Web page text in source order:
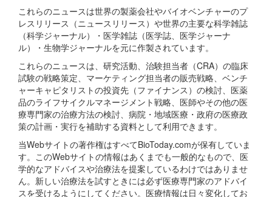
これらのニュースは世界の製薬会社やバイオベンチャーのプ
レスリリース（ニュースリリース）や世界の主要な科学雑誌
（科学ジャーナル）・医学雑誌（医学誌、医学ジャーナ
ル）・生物学ジャーナルを元に作製されています。
これらのニュースは、研究活動、治験担当者（CRA）の臨床
試験の戦略策定、マーケティング担当者の販売戦略、ベンチ
ャーキャピタリストの投資先（ファイナンス）の検討、医薬
品のライフサイクルマネージメント戦略、医師やその他の医
療専門家の治療方法の検討、病院・地域医療・政府の医療政
策の計画・実行を補助する資料として利用できます。
当Webサイトの著作権はすべてBioToday.comが保有していま
す。このWebサイトの情報はあくまでも一般的なもので、医
学的なアドバイスや治療法を提案しているわけではありませ
ん。新しい治療法を試すときには必ず医療専門家のアドバイ
スを受けるようにしてください。医療情報は日々変化してお